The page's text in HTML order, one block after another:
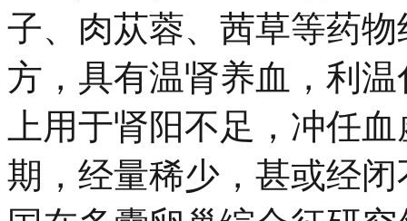
子、肉苁蓉、茜草等药
方，具有温肾养血，利
上用于肾阳不足，冲任
期，经量稀少，甚或经